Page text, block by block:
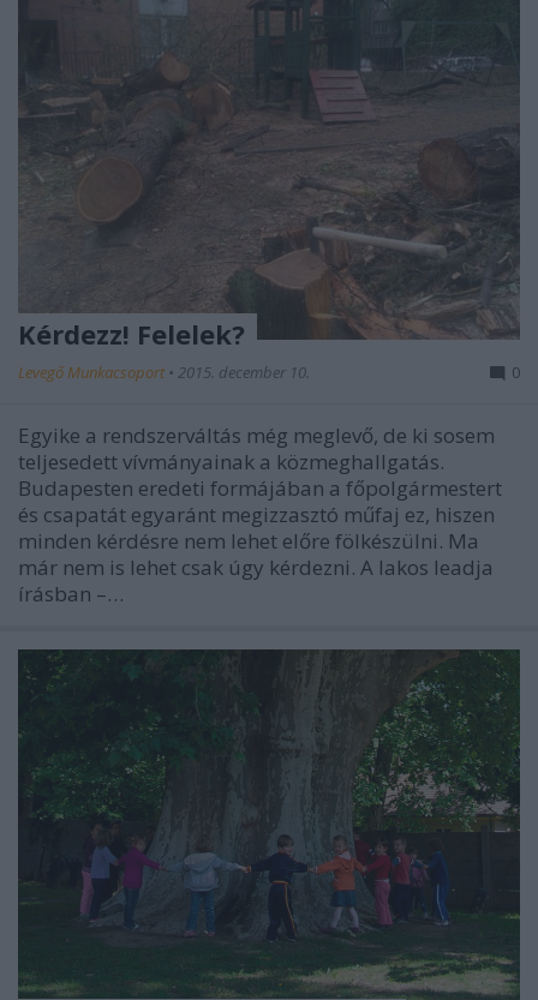
Kérdezz! Felelek?
Levegő Munkacsoport • 2015. december 10. 0
Egyike a rendszerváltás még meglevő, de ki sosem
teljesedett vívmányainak a közmeghallgatás.
Budapesten eredeti formájában a főpolgármestert
és csapatát egyaránt megizzasztó műfaj ez, hiszen
minden kérdésre nem lehet előre fölkészülni. Ma
már nem is lehet csak úgy kérdezni. A lakos leadja
írásban –…